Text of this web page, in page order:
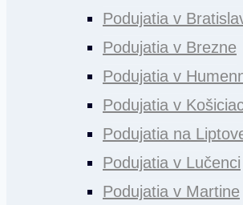
Podujatia v
Podujatia v Brezne
Podujatia v
Podujatia v
Podujatia na
Podujatia v Lučenci
Podujatia v Martine